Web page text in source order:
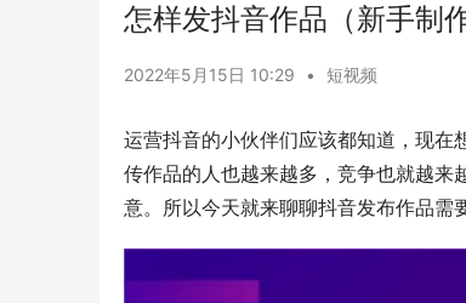
怎样发抖音作品（新手制
2022年5月15日 10:29 • 短视频
运营抖音的小伙伴们应该都知道，现在
传作品的人也越来越多，竞争也就越来
意。所以今天就来聊聊抖音发布作品需